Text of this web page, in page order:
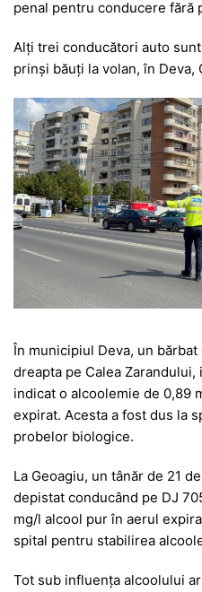
penal pentru conducere fără
Alți trei conducători auto
prinși băuți la volan, în Deva,
În municipiul Deva, un
dreapta pe Calea
indicat o alcoolemie de 0,89
expirat. Acesta a fost dus la
probelor biologice.
La Geoagiu, un tânăr de 21
depistat conducând pe DJ
mg/l alcool pur în aerul
spital pentru stabilirea
Tot sub influența alcoolului